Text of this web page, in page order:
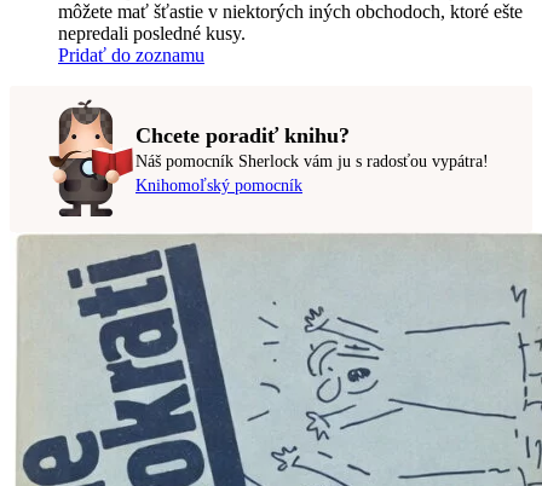
môžete mať šťastie v niektorých iných obchodoch, ktoré ešte
nepredali posledné kusy.
Pridať do zoznamu
Chcete poradiť knihu?
Náš pomocník Sherlock vám ju s radosťou vypátra!
Knihomoľský pomocník